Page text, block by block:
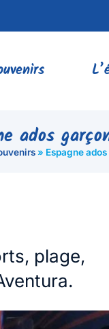
ados
» Espagne
plage,